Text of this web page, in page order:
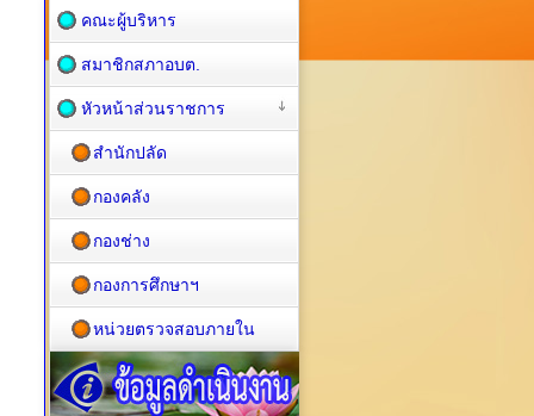
คณะผู้บริหาร
สมาชิกสภาอบต.
หัวหน้าส่วนราชการ
สำนักปลัด
กองคลัง
กองช่าง
กองการศึกษาฯ
หน่วยตรวจสอบภายใน